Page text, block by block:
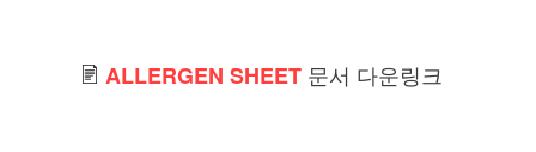
ALLERGEN SHEET 문서 다운링크